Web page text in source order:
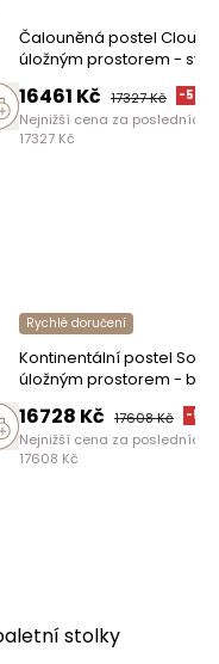
Čalouněná postel Cloud
úložným prostorem -
16461 Kč 17327Kč -5
Nejnižší cena za posledních
17327 Kč
Rychlé doručení
Kontinentální postel
úložným prostorem -
16728 Kč 17608Kč -5
Nejnižší cena za posledních
17608 Kč